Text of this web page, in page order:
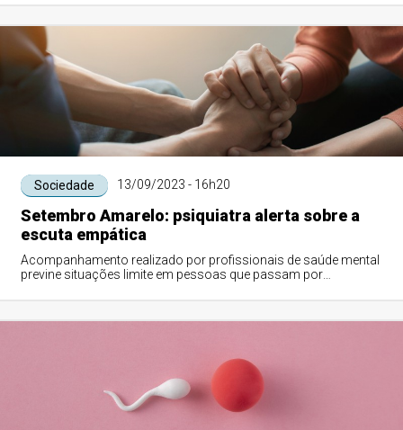
Sociedade 13/09/2023 - 16h20
Setembro Amarelo: psiquiatra alerta sobre a
escuta empática
Acompanhamento realizado por profissionais de saúde mental
previne situações limite em pessoas que passam por